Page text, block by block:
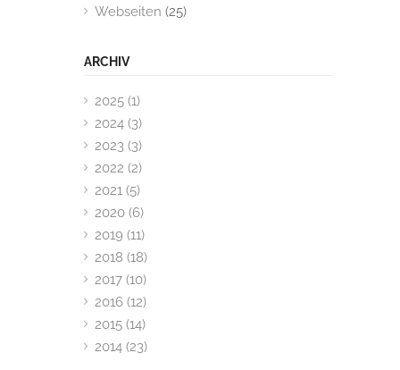
Webseiten (25)
ARCHIV
2025 (1)
2024 (3)
2023 (3)
2022 (2)
2021 (5)
2020 (6)
2019 (11)
2018 (18)
2017 (10)
2016 (12)
2015 (14)
2014 (23)